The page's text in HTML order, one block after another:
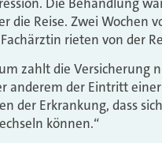
die Reise. Zwei Wochen
rieten von der
zahlt die Versicherung
anderem der Eintritt
der Erkrankung, dass
können.“